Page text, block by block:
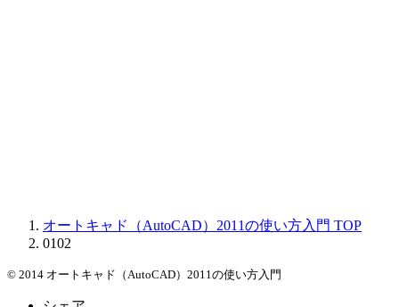
オートキャド（AutoCAD）2011の使い方入門 TOP
0102
© 2014 オートキャド（AutoCAD）2011の使い方入門